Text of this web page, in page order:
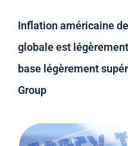
Inflation américaine
globale est
base légèrement
Group